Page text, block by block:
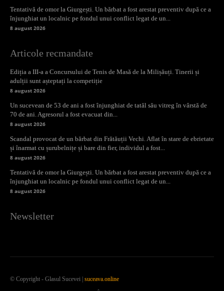
Tentativă de omor la Giurgești. Un bărbat a fost arestat preventiv după ce a
înjunghiat un localnic pe fondul unui conflict legat de un...
8 august 2026
Articole recmandate
Ediția a III-a a Concursului de Tenis de Masă de la Milișăuți. Tinerii și
adulții sunt așteptați la competiție
8 august 2026
Un sucevean de 53 de ani a fost înjunghiat de tatăl său vitreg în vârstă de
70 de ani. Agresorul a fost evacuat din...
8 august 2026
Scandal provocat de un bărbat din Frătăuții Vechi. Aflat în stare de ebrietate
și înarmat cu șurubelnițe și bare din fier, individul a fost...
8 august 2026
Tentativă de omor la Giurgești. Un bărbat a fost arestat preventiv după ce a
înjunghiat un localnic pe fondul unui conflict legat de un...
8 august 2026
Newsletter
© Copyright - Glasul Sucevei | suceava.online